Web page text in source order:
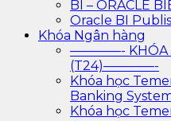
BI – ORACLE
Oracle BI
Khóa Ngân hàng
————- KHÓA
(T24)————-
Khóa học
Banking
Khóa học